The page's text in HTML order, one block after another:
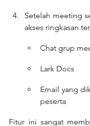
Setelah meeting
akses ringkasan
Chat grup
Lark Docs
Email yang
peserta
Fitur ini sangat